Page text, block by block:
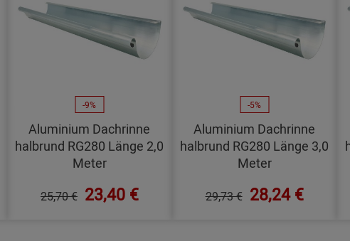
-9%
Aluminium Dachrinne
halbrund RG280 Länge 2,0
Meter
25,70 € 23,40 €
-5%
Aluminium Dachrinne
halbrund RG280 Länge 3,0
Meter
29,73 € 28,24 €